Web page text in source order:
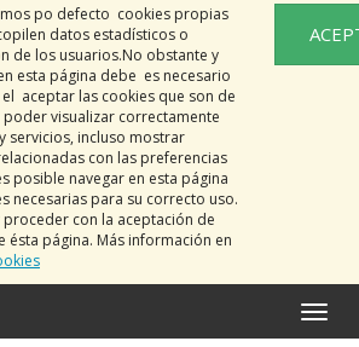
po defecto cookies propias
datos estadísticos o
de los usuarios.No obstante y
esta página debe es necesario
aceptar las cookies que son de
visualizar correctamente
servicios, incluso mostrar
con las preferencias
posible navegar en esta página
necesarias para su correcto uso.
proceder con la aceptación de
ésta página. Más información en
Toggle